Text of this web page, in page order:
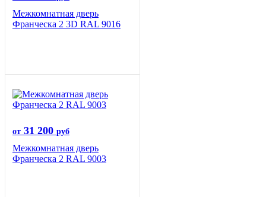
Межкомнатная дверь
Франческа 2 3D RAL 9016
от 31 200 руб
Межкомнатная дверь
Франческа 2 RAL 9003